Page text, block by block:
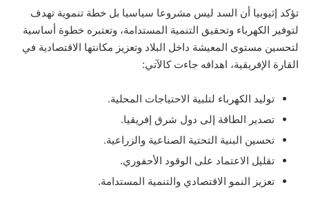
تؤكد إثيوبيا أن السد ليس مشروعا سياسيا بل خطة تنموية تهدف
لتوفير الكهرباء وتحقيق التنمية المستدامة، وتعتبره خطوة أساسية
لتحسين مستوى المعيشة داخل البلاد وتعزيز مكانتها الاقتصادية في
القارة الإفريقية، اهدافه جاءت كالآتي:
توليد الكهرباء لتلبية الاحتياجات المحلية.
تصدير الطاقة إلى دول شرق إفريقيا.
تحسين البنية التحتية الصناعية والزراعية.
تقليل الاعتماد على الوقود الأحفوري.
تعزيز النمو الاقتصادي والتنمية المستدامة.